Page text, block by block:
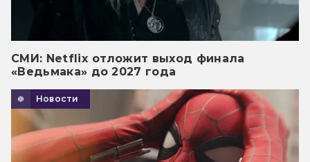
СМИ: Netflix отложит выход финала
«Ведьмака» до 2027 года
Новости